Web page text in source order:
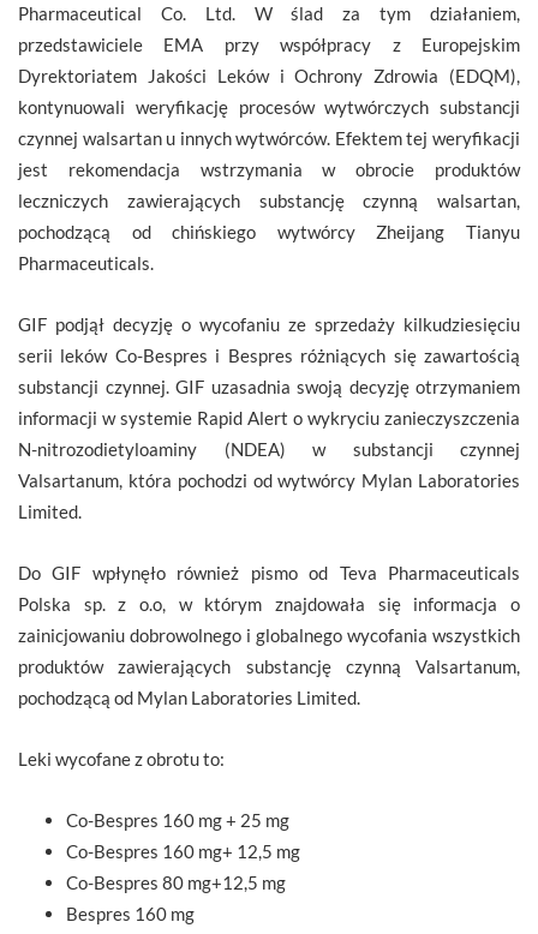
Pharmaceutical Co. Ltd. W ślad za tym działaniem,
przedstawiciele EMA przy współpracy z Europejskim
Dyrektoriatem Jakości Leków i Ochrony Zdrowia (EDQM),
kontynuowali weryfikację procesów wytwórczych substancji
czynnej walsartan u innych wytwórców. Efektem tej weryfikacji
jest rekomendacja wstrzymania w obrocie produktów
leczniczych zawierających substancję czynną walsartan,
pochodzącą od chińskiego wytwórcy Zheijang Tianyu
Pharmaceuticals.
GIF podjął decyzję o wycofaniu ze sprzedaży kilkudziesięciu
serii leków Co-Bespres i Bespres różniących się zawartością
substancji czynnej. GIF uzasadnia swoją decyzję otrzymaniem
informacji w systemie Rapid Alert o wykryciu zanieczyszczenia
N-nitrozodietyloaminy (NDEA) w substancji czynnej
Valsartanum, która pochodzi od wytwórcy Mylan Laboratories
Limited.
Do GIF wpłynęło również pismo od Teva Pharmaceuticals
Polska sp. z o.o, w którym znajdowała się informacja o
zainicjowaniu dobrowolnego i globalnego wycofania wszystkich
produktów zawierających substancję czynną Valsartanum,
pochodzącą od Mylan Laboratories Limited.
Leki wycofane z obrotu to:
Co-Bespres 160 mg + 25 mg
Co-Bespres 160 mg+ 12,5 mg
Co-Bespres 80 mg+12,5 mg
Bespres 160 mg